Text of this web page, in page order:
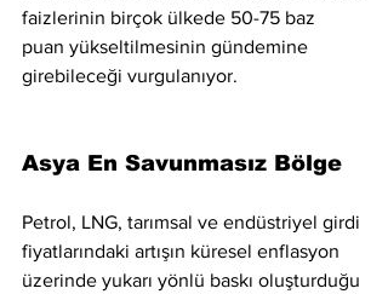
faizlerinin birçok ülkede 50-75 baz
puan yükseltilmesinin gündemine
girebileceği vurgulanıyor.
Asya En Savunmasız Bölge
Petrol, LNG, tarımsal ve endüstriyel girdi
fiyatlarındaki artışın küresel enflasyon
üzerinde yukarı yönlü baskı oluşturduğu